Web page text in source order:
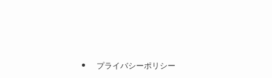
プライバシーポリシー